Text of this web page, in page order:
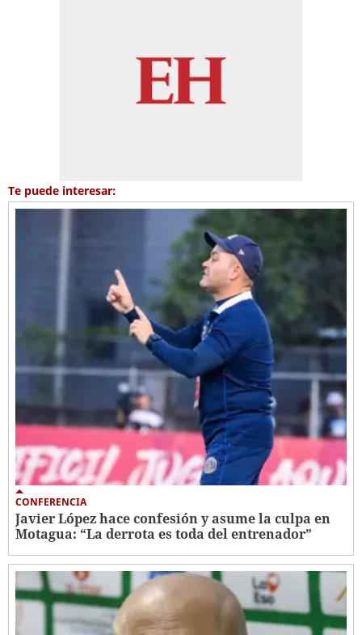
Te puede interesar:
CONFERENCIA
Javier López hace confesión y asume la culpa en
Motagua: “La derrota es toda del entrenador”